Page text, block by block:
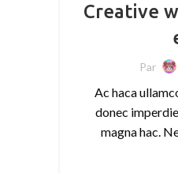
Creative
Par
Ac haca
donec
magna hac.